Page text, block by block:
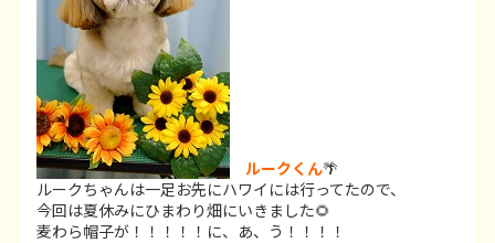
ルークくん🌴
ルークちゃんは一足お先にハワイには行ってたので、
今回は夏休みにひまわり畑にいきました🌻
麦わら帽子が！！！！！に、あ、う！！！！